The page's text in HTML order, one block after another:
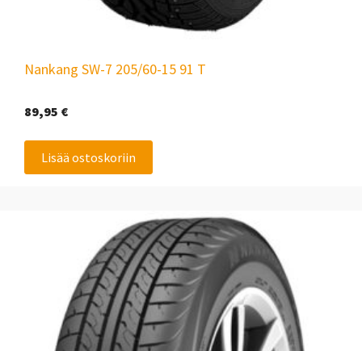
Nankang SW-7 205/60-15 91 T
89,95 €
Lisää ostoskoriin